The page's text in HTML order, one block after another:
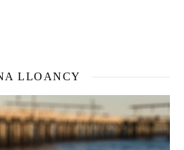
LLOANCY